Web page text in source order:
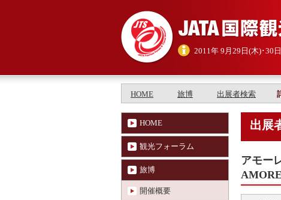
2011年 9月29日(木)･30
HOME 旅博 出展者検索
HOME
観光フォーラム
旅博
開催概要
出展
アモー